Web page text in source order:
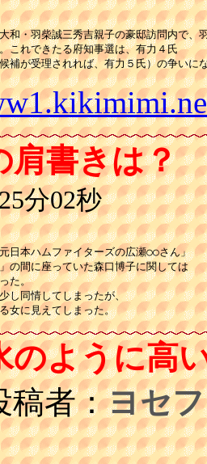
和・羽柴誠三秀吉親子の豪邸訪問内で、
これできたる府知事選は、有力４氏
補が受理されれば、有力５氏）の争いに
肩書きは？
分02秒
日本ハムファイターズの広瀬○○さん」
の間に座っていた森口博子に関しては
た。
し同情してしまったが、
のように高
者：ヨセフ